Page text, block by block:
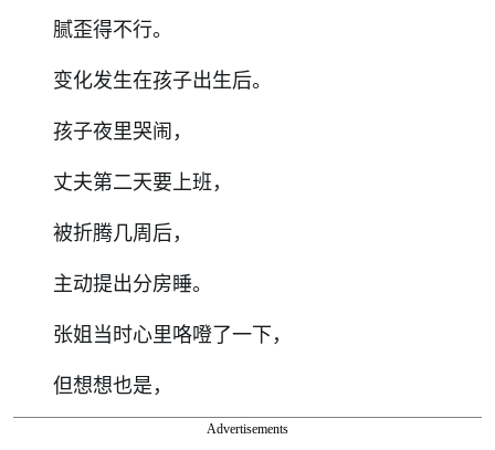
腻歪得不行。
变化发生在孩子出生后。
孩子夜里哭闹，
丈夫第二天要上班，
被折腾几周后，
主动提出分房睡。
张姐当时心里咯噔了一下，
但想想也是，
Advertisements